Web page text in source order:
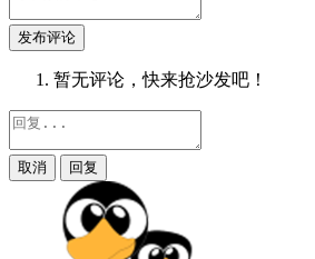
发布评论
暂无评论，快来抢沙发吧！
取消 回复